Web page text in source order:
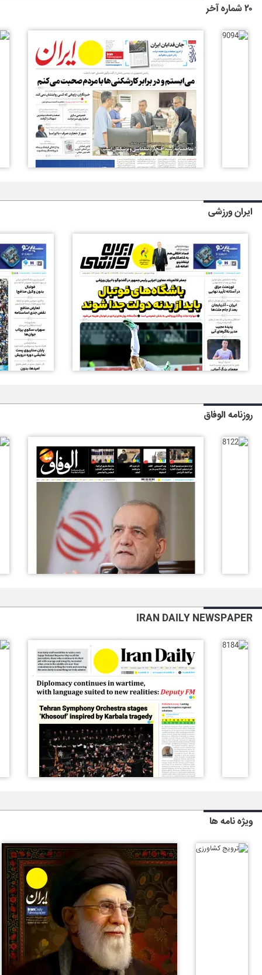
۲۰ شماره آخر
ایران ورزشی
روزنامه الوفاق
IRAN DAILY NEWSPAPER
ویژه نامه ها